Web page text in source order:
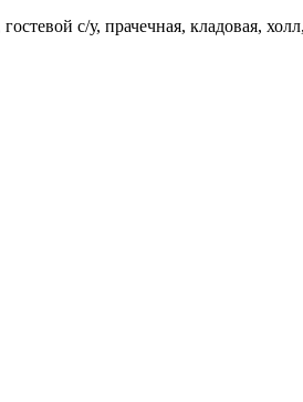
с/у, прачечная, кладовая,